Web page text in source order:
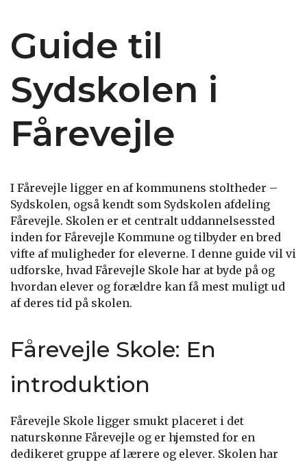
Guide til
Sydskolen i
Fårevejle
I Fårevejle ligger en af kommunens stoltheder –
Sydskolen, også kendt som Sydskolen afdeling
Fårevejle. Skolen er et centralt uddannelsessted
inden for Fårevejle Kommune og tilbyder en bred
vifte af muligheder for eleverne. I denne guide vil vi
udforske, hvad Fårevejle Skole har at byde på og
hvordan elever og forældre kan få mest muligt ud
af deres tid på skolen.
Fårevejle Skole: En
introduktion
Fårevejle Skole ligger smukt placeret i det
naturskønne Fårevejle og er hjemsted for en
dedikeret gruppe af lærere og elever. Skolen har